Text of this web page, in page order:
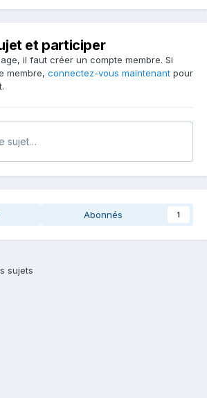
et participer
il faut créer un compte membre. Si
membre, connectez-vous maintenant pour
sujet…
Abonnés 1
sujets